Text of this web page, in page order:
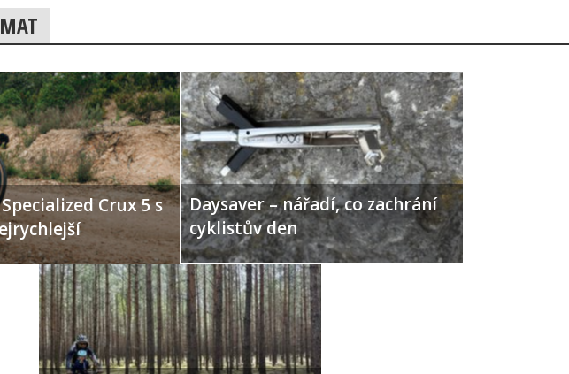
Crux 5 s
Daysaver – nářadí, co zachrání
cyklistův den